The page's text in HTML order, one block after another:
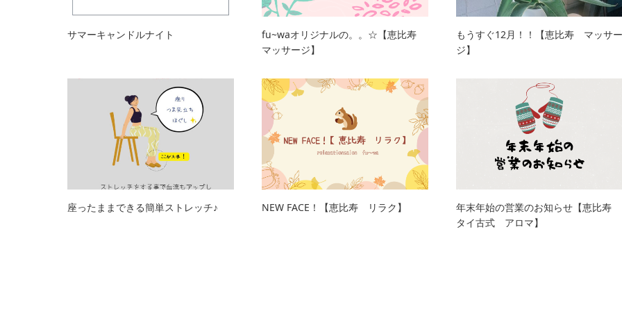
サマーキャンドルナイト
fu~waオリジナルの。。☆【恵比寿
マッサージ】
もうすぐ12月！！【恵比寿 マッサー
ジ】
座ったままできる簡単ストレッチ♪ NEW FACE！【恵比寿 リラク】
年末年始の営業のお知らせ【恵比寿
タイ古式 アロマ】